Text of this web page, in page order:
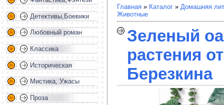
Детективы,Боевики
Любовный роман
Классика
Историческая
Мистика, Ужасы
Проза
Главная » Каталог » Домашняя
Животные
Зеленый
растения
Березкина